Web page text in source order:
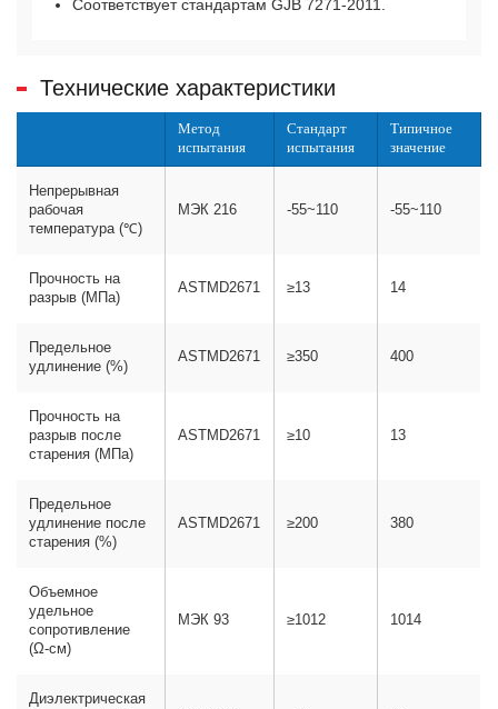
Соответствует стандартам GJB 7271-2011.
Технические характеристики
Метод
испытания
Стандарт
испытания
Типичное
значение
Непрерывная
рабочая
температура (℃)
МЭК 216 -55~110 -55~110
Прочность на
разрыв (МПа)
ASTMD2671 ≥13 14
Предельное
удлинение (%)
ASTMD2671 ≥350 400
Прочность на
разрыв после
старения (МПа)
ASTMD2671 ≥10 13
Предельное
удлинение после
старения (%)
ASTMD2671 ≥200 380
Объемное
удельное
сопротивление
(Ω-см)
МЭК 93 ≥1012 1014
Диэлектрическая